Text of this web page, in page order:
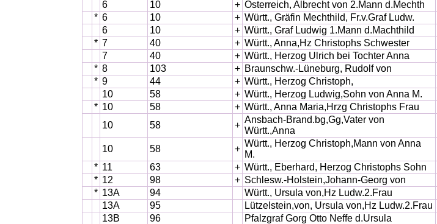
6
10 + Österreich, Albrecht von 2.Mann d.Mechth
* 6 10 + Württ., Gräfin Mechthild, Fr.v.Graf Ludw.
6
10 + Württ., Graf Ludwig 1.Mann d.Machthild
* 7 40 + Württ., Anna,Hz Christophs Schwester
7
40 + Württ., Herzog Ulrich bei Tochter Anna
* 8 103 + Braunschw.-Lüneburg, Rudolf von
* 9 44 + Württ., Herzog Christoph,
10
58 + Württ., Herzog Ludwig,Sohn von Anna M.
* 10 58 + Württ., Anna Maria,Hrzg Christophs Frau
10
58 +
Ansbach-Brand.bg,Gg,Vater von
Württ.,Anna
10
58 +
Württ., Herzog Christoph,Mann von Anna
M.
* 11 63 + Württ., Eberhard, Herzog Christophs Sohn
* 12 98 + Schlesw.-Holstein,Johann-Georg von
* 13A 94 Württ., Ursula von,Hz Ludw.2.Frau
13A
95
Lützelstein,von, Ursula von,Hz Ludw.2.Frau
13B
96 Pfalzgraf Gorg Otto Neffe d.Ursula